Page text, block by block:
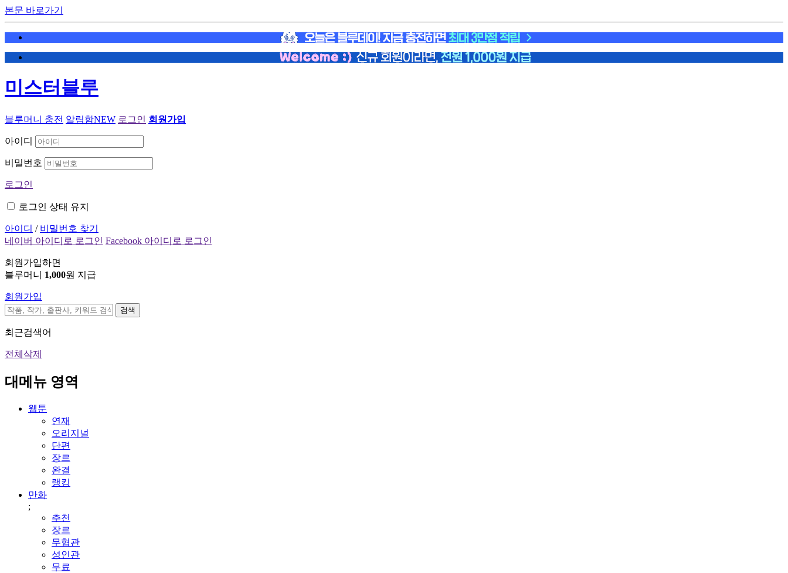
본문 바로가기
미스터블루
블루머니 충전 알림함NEW 로그인 회원가입
아이디
비밀번호
로그인
로그인 상태 유지
아이디 / 비밀번호 찾기
네이버 아이디로 로그인 Facebook 아이디로 로그인
회원가입하면
블루머니 1,000원 지급
회원가입
검색
최근검색어
전체삭제
대메뉴 영역
웹툰
연재
오리지널
단편
장르
완결
랭킹
만화
;
추천
장르
무협관
성인관
무료